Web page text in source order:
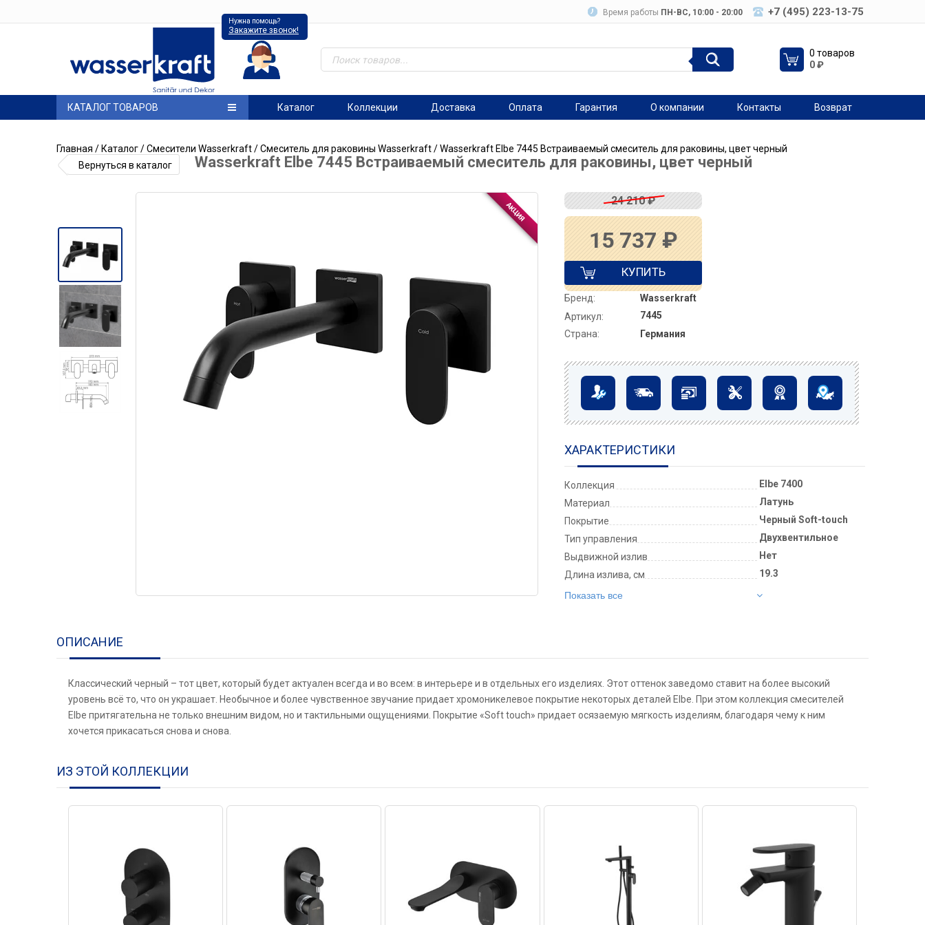
Время работы ПН-ВC, 10:00 - 20:00 +7 (495) 223-13-75
Нужна помощь?
Закажите звонок!
0 товаров
0₽
КАТАЛОГ ТОВАРОВ Каталог Коллекции Доставка Оплата Гарантия О компании Контакты Возврат
Главная / Каталог/Смесители Wasserkraft/Смеситель для раковины Wasserkraft/ Wasserkraft Elbe 7445 Встраиваемый смеситель для раковины, цвет черный
Вернуться в каталог
Wasserkraft Elbe 7445 Встраиваемый смеситель для раковины, цвет черный
24 210₽
15 737 ₽
КУПИТЬ
Бренд:
Wasserkraft
Артикул:
7445
Страна:
Германия
ХАРАКТЕРИСТИКИ
Коллекция
Elbe 7400
Материал
Латунь
Покрытие
Черный Soft-touch
Тип управления
Двухвентильное
Выдвижной излив
Нет
Длина излива, см
19.3
Показать все
ОПИСАНИЕ
Классический черный – тот цвет, который будет актуален всегда и во всем: в интерьере и в отдельных его изделиях. Этот оттенок заведомо ставит на более высокий
уровень всё то, что он украшает. Необычное и более чувственное звучание придает хромоникелевое покрытие некоторых деталей Elbe. При этом коллекция смесителей
Elbe притягательна не только внешним видом, но и тактильными ощущениями. Покрытие «Soft touch» придает осязаемую мягкость изделиям, благодаря чему к ним
хочется прикасаться снова и снова.
ИЗ ЭТОЙ КОЛЛЕКЦИИ